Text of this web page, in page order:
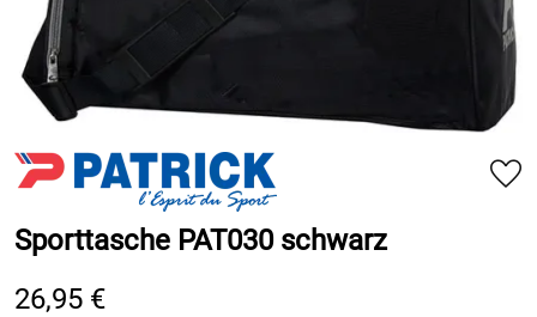
Sporttasche PAT030 schwarz
26,95 €